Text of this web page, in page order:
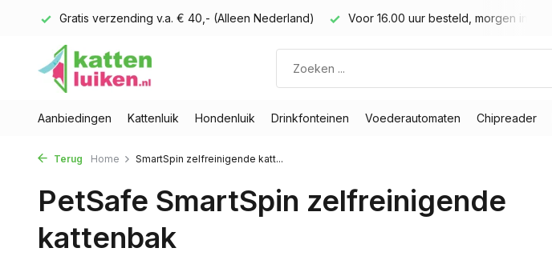
Gratis verzending v.a. € 40,- (Alleen Nederland) Voor 16.00 uur besteld, morgen in huis
Aanbiedingen Kattenluik Hondenluik Drinkfonteinen Voederautomaten Chipreader
Terug Home SmartSpin zelfreinigende katt...
PetSafe SmartSpin zelfreinigende
kattenbak